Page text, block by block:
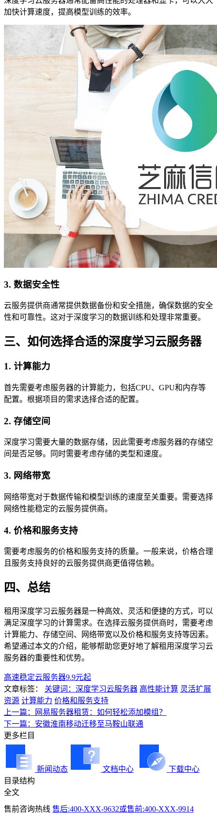
加快计算速度，提高模型训练的效率。
3. 数据安全性
云服务提供商通常提供数据备份和安全措施，确保数据的安全
性和可靠性。这对于深度学习的数据训练和处理非常重要。
三、如何选择合适的深度学习云服务器
1. 计算能力
首先需要考虑服务器的计算能力，包括CPU、GPU和内存等
配置。根据项目的需求选择合适的配置。
2. 存储空间
深度学习需要大量的数据存储，因此需要考虑服务器的存储空
间是否足够。同时需要考虑存储的类型和速度。
3. 网络带宽
网络带宽对于数据传输和模型训练的速度至关重要。需要选择
网络性能稳定的云服务提供商。
4. 价格和服务支持
需要考虑服务的价格和服务支持的质量。一般来说，价格合理
且服务支持良好的云服务提供商更值得信赖。
四、总结
租用深度学习云服务器是一种高效、灵活和便捷的方式，可以
满足深度学习的计算需求。在选择云服务提供商时，需要考虑
计算能力、存储空间、网络带宽以及价格和服务支持等因素。
希望通过本文的介绍，能够帮助您更好地了解租用深度学习云
服务器的重要性和优势。
高速稳定云服务器9.9元起
文章标签：
关键词：深度学习云服务器 高性能计算 灵活扩展
资源 计算能力 价格和服务支持
上一篇：网易服务器租赁：如何轻松添加模组？
下一篇：安徽淮南移动迁移至马鞍山联通
更多栏目
新闻动态 文档中心
下载中心
目录结构
全文
售前咨询热线 售后:400-XXX-9632或售前:400-XXX-9914